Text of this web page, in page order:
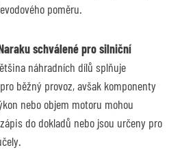
poměru.
schválené pro silniční
náhradních dílů splňuje
běžný provoz, avšak komponenty
nebo objem motoru mohou
do dokladů nebo jsou určeny pro